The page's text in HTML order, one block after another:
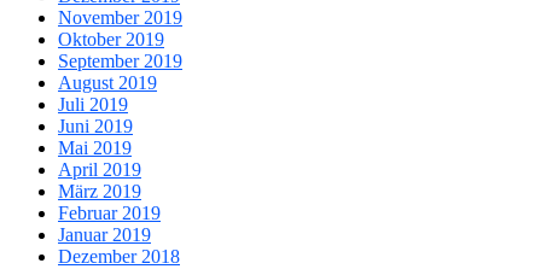
November 2019
Oktober 2019
September 2019
August 2019
Juli 2019
Juni 2019
Mai 2019
April 2019
März 2019
Februar 2019
Januar 2019
Dezember 2018